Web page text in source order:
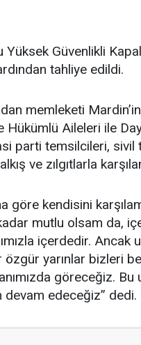
Yüksek Güvenlikli
tahliye edildi.
memleketi
Hükümlü Aileleri ile
parti temsilcileri,
ve zılgıtlarla
göre kendisini
kadar mutlu olsam da,
içerdedir. Ancak
yarınlar bizleri
göreceğiz.
devam edeceğiz”